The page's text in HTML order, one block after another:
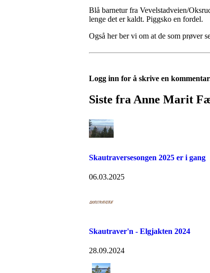
Blå barnetur fra Vevelstadveien/
lenge det er kaldt. Piggsko en fordel.
Også her ber vi om at de som prøver
Logg inn for å skrive en
Siste fra Anne Marit
Skautraversesongen 2025 er i gang
06.03.2025
Skautraver'n - Elgjakten 2024
28.09.2024